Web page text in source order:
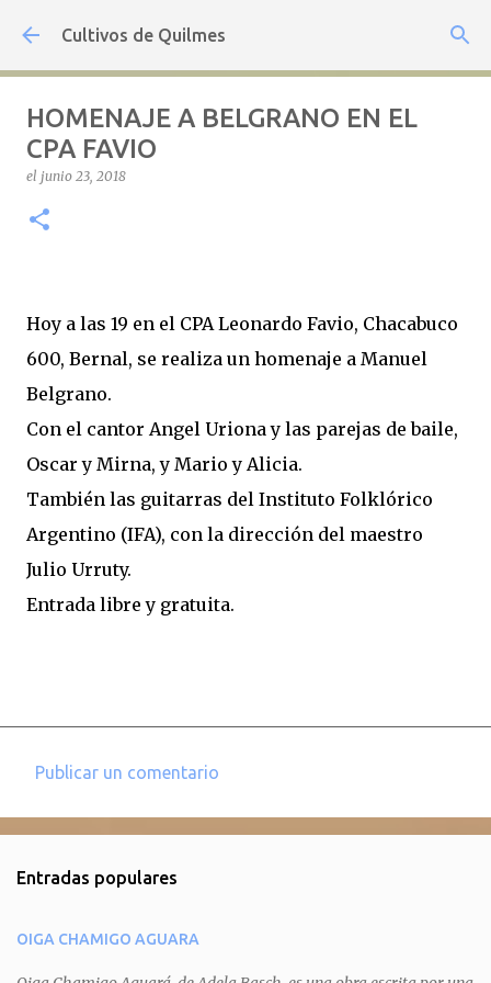
Ir al contenido principal
Cultivos de Quilmes
HOMENAJE A BELGRANO EN EL
CPA FAVIO
el junio 23, 2018
Hoy a las 19 en el CPA Leonardo Favio, Chacabuco
600, Bernal, se realiza un homenaje a Manuel
Belgrano.
Con el cantor Angel Uriona y las parejas de baile,
Oscar y Mirna, y Mario y Alicia.
También las guitarras del Instituto Folklórico
Argentino (IFA), con la dirección del maestro
Julio Urruty.
Entrada libre y gratuita.
e
t
Publicar un comentario
Entradas populares
OIGA CHAMIGO AGUARA